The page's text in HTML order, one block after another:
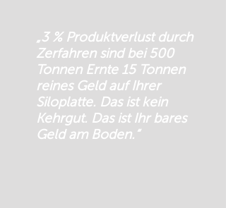
„3 % Produktverlust durch
Zerfahren sind bei 500
Tonnen Ernte 15 Tonnen
reines Geld auf Ihrer
Siloplatte. Das ist kein
Kehrgut. Das ist Ihr bares
Geld am Boden.“